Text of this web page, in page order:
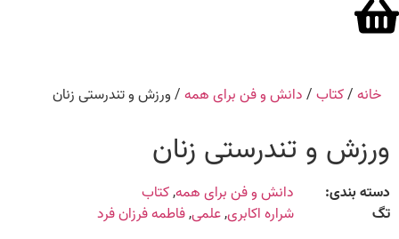
خانه/کتاب/دانش‌ و ‌فن‌ براى همه/ ورزش و تندرستی زنان
ورزش و تندرستی زنان
دسته بندی: دانش‌ و ‌فن‌ براى همه,کتاب
تگ
شراره اکابری,علمی,فاطمه فرزان فرد